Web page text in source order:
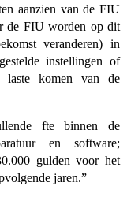
aanzien van de FIU
de FIU worden op dit
veranderen) in
instellingen of
laste komen van de
fte binnen de
en software;
gulden voor het
jaren.”